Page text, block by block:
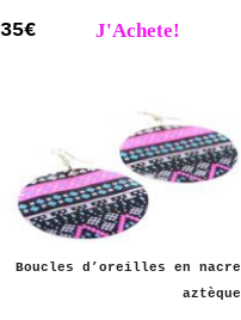
35€ J'Achete!
Boucles d’oreilles en nacre
aztèque